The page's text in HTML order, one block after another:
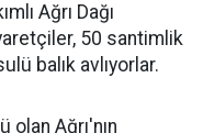
Ağrı Dağı
50 santimlik
balık avlıyorlar.
olan Ağrı'nın